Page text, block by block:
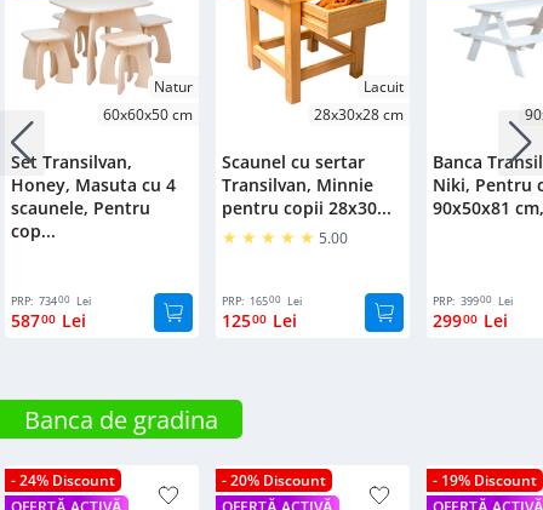
Natur
60x60x50 cm
Set Transilvan,
Honey, Masuta cu 4
scaunele, Pentru
cop...
PRP: 73400 Lei
58700 Lei
Lacuit
28x30x28 cm
Scaunel cu sertar
Transilvan, Minnie
pentru copii 28x30...
5.00
PRP: 16500 Lei
12500 Lei
Banca
Niki, Pentru
90x50x81
PRP: 39900 Lei
29900 Lei
Banca de gradina
- 24% Discount
- 20% Discount
- 19% Discount